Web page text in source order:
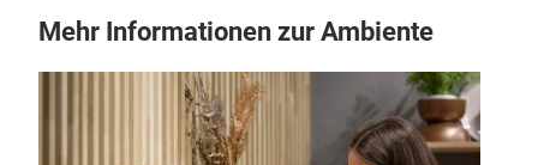
Mehr Informationen zur Ambiente